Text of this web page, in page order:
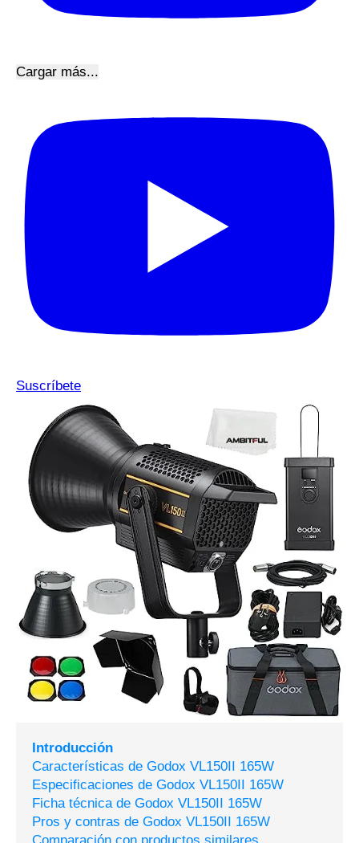
Cargar más...
Suscríbete
Introducción
Características de Godox VL150II 165W
Especificaciones de Godox VL150II 165W
Ficha técnica de Godox VL150II 165W
Pros y contras de Godox VL150II 165W